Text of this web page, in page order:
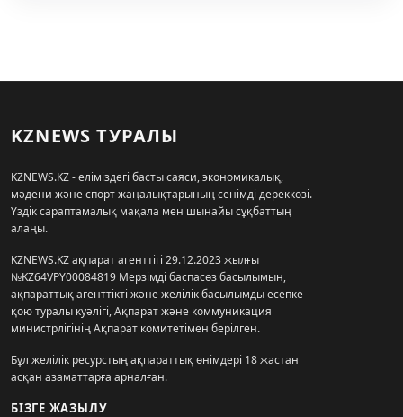
KZNEWS ТУРАЛЫ
KZNEWS.KZ - еліміздегі басты саяси, экономикалық,
мәдени және спорт жаңалықтарының сенімді дереккөзі.
Үздік сараптамалық мақала мен шынайы сұқбаттың
алаңы.
KZNEWS.KZ ақпарат агенттігі 29.12.2023 жылғы
№KZ64VPY00084819 Мерзімді баспасөз басылымын,
ақпараттық агенттікті және желілік басылымды есепке
қою туралы куәлігі, Ақпарат және коммуникация
министрлігінің Ақпарат комитетімен берілген.
Бұл желілік ресурстың ақпараттық өнімдері 18 жастан
асқан азаматтарға арналған.
БІЗГЕ ЖАЗЫЛУ